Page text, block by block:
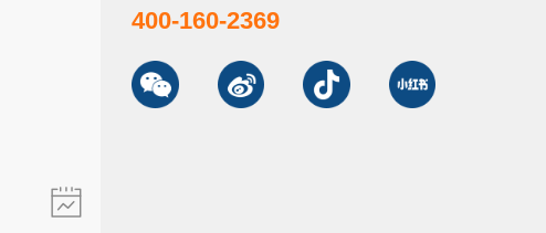
400-160-2369